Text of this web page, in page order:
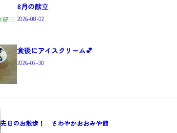
8月の献立
2026-08-02
食後にアイスクリーム💕
2026-07-30
先日のお散歩！ さわやかおおみや館